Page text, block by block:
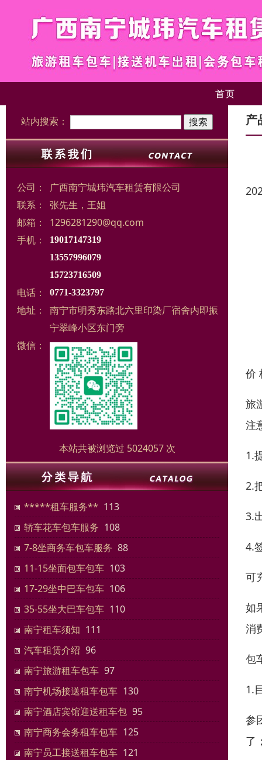
首页
站内搜索：
公司：
广西南宁城玮汽车租赁有限公司
联系：
张先生，王姐
邮箱：
1296281290@qq.com
手机：
19017147319
13557996079
15723716509
电话： 0771-3323797
地址：
南宁市明秀东路北六里印染厂宿舍内即振
宁翠峰小区东门旁
微信：
本站共被浏览过 5024057 次
*****租车服务** 113
轿车花车包车服务 108
7-8坐商务车包车服务 88
11-15坐面包车包车 103
17-29坐中巴车包车 106
35-55坐大巴车包车 110
南宁租车须知 111
汽车租赁介绍 96
南宁旅游租车包车 97
南宁机场接送租车包车 130
南宁酒店宾馆迎送租车包 95
南宁商务会务租车包车 125
南宁员工接送租车包车 121
产
价
旅
注
1.
2.
3.
4.
可
如
消
包
1.
参
了